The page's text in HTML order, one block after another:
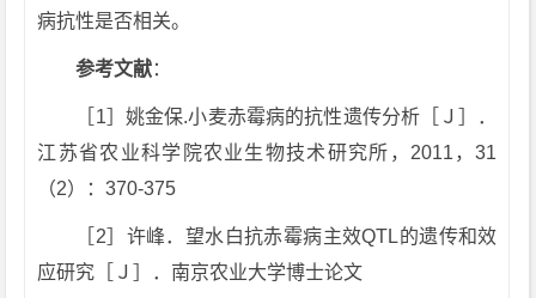
病抗性是否相关。
参考文献：
［1］姚金保.小麦赤霉病的抗性遗传分析［Ｊ］．
江苏省农业科学院农业生物技术研究所，2011，31
（2）：370-375
［2］许峰．望水白抗赤霉病主效QTL的遗传和效
应研究［Ｊ］．南京农业大学博士论文